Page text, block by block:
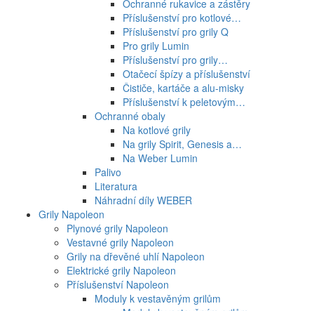
Ochranné rukavice a zástěry
Příslušenství pro kotlové…
Příslušenství pro grily Q
Pro grily Lumin
Příslušenství pro grily…
Otačecí špízy a příslušenství
Čističe, kartáče a alu-misky
Příslušenství k peletovým…
Ochranné obaly
Na kotlové grily
Na grily Spirit, Genesis a…
Na Weber Lumin
Palivo
Literatura
Náhradní díly WEBER
Grily Napoleon
Plynové grily Napoleon
Vestavné grily Napoleon
Grily na dřevěné uhlí Napoleon
Elektrické grily Napoleon
Příslušenství Napoleon
Moduly k vestavěným grilům